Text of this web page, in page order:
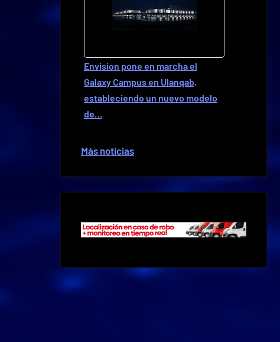
Envision pone en marcha el
Galaxy Campus en Ulanqab,
estableciendo un nuevo modelo
de…
Más noticias